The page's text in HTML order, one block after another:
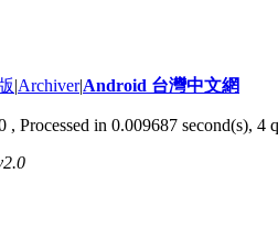
|Archiver|Android 台灣中文網
, Processed in 0.009687 second(s),